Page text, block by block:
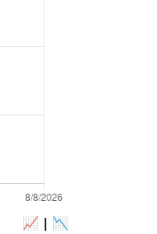
📈 | 📉